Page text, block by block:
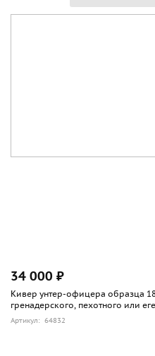
34 000 ₽
Кивер унтер-офицера образца
гренадерского, пехотного или
Артикул: 64832